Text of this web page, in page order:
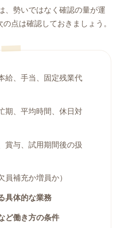
、勢いではなく確認の量が運
点は確認しておきましょう。
給、手当、固定残業代
期、平均時間、休日対
賞与、試用期間後の扱
員補充か増員か）
具体的な業務
ど働き方の条件